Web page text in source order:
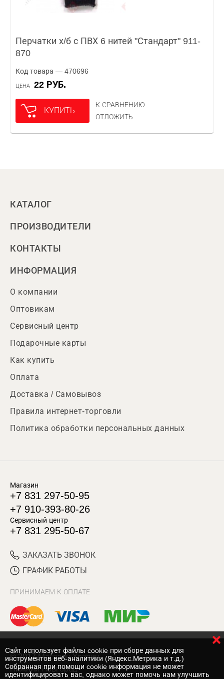
Перчатки х/б с ПВХ 6 нитей "Стандарт" 911-
870
Код товара — 470696
ЦЕНА 22 РУБ.
КУПИТЬ
К СРАВНЕНИЮ
ОТЛОЖИТЬ
КАТАЛОГ
ПРОИЗВОДИТЕЛИ
КОНТАКТЫ
ИНФОРМАЦИЯ
О компании
Оптовикам
Сервисный центр
Подарочные карты
Как купить
Оплата
Доставка / Самовывоз
Правила интернет-торговли
Политика обработки персональных данных
Магазин
+7 831 297-50-95
+7 910-393-80-26
Сервисный центр
+7 831 295-50-67
ЗАКАЗАТЬ ЗВОНОК
ГРАФИК РАБОТЫ
ПРИНИМАЕМ К ОПЛАТЕ
© 2017 Магазин Хозяин
Нижний Новгород
Cайт использует файлы cookie при сборе данных для
инструментов веб-аналитики (Яндекс.Метрика и т.д.)
Собранная при помощи cookie информация не может
идентифицировать вас, однако может помочь нам улучшить